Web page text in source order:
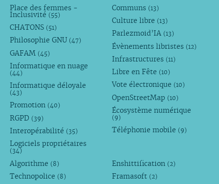
Place des femmes -
Inclusivité (55)
CHATONS (51)
Philosophie GNU (47)
GAFAM (45)
Informatique en nuage
(44)
Informatique déloyale
(43)
Promotion (40)
RGPD (39)
Interopérabilité (35)
Logiciels propriétaires
(34)
Communs (13)
Culture libre (13)
Parlezmoid’IA (13)
Évènements libristes (12)
Infrastructures (11)
Libre en Fête (10)
Vote électronique (10)
OpenStreetMap (10)
Écosystème numérique
(9)
Téléphonie mobile (9)
Algorithme (8)
Technopolice (8)
Enshittification (2)
Framasoft (2)